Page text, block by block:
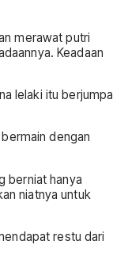
merawat putri
Keadaan
lelaki itu berjumpa
dengan
berniat hanya
niatnya untuk
restu dari